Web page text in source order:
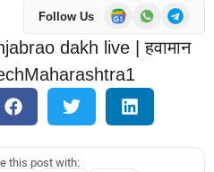
Follow Us
this post with: